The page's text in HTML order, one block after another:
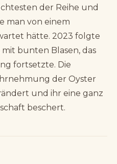
der Reihe und
man von einem
hätte. 2023 folgte
bunten Blasen, das
fortsetzte. Die
der Oyster
und ihr eine ganz
beschert.